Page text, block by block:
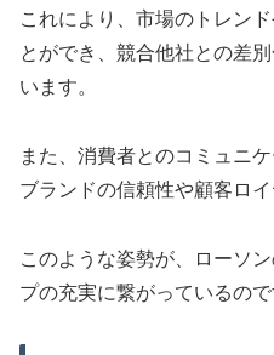
これにより、市場のトレン
とができ、競合他社との差
います。
また、消費者とのコミュニ
ブランドの信頼性や顧客ロ
このような姿勢が、ローソ
プの充実に繋がっているので